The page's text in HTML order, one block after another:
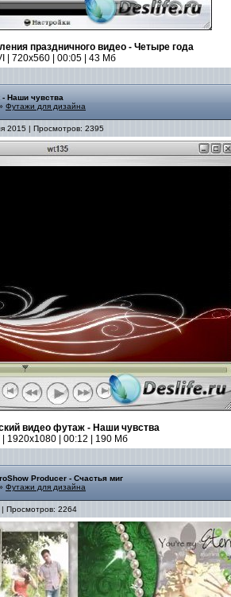
праздничного видео - Четыре года
| 720x560 | 00:05 | 43 Мб
Наши чувства
Футажи для дизайна
2015 | Просмотров: 2395
видео футаж - Наши чувства
| 1920x1080 | 00:12 | 190 Мб
Producer - Счастья миг
Футажи для дизайна
Просмотров: 2264